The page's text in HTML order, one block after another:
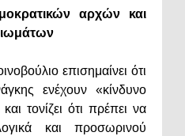
αρχών και
επισημαίνει ότι
ενέχουν «κίνδυνο
τονίζει ότι πρέπει να
και προσωρινού